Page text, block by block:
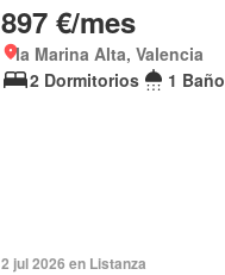
897 €/mes
la Marina Alta, Valencia
2 Dormitorios
1 Baño
2 jul 2026 en Listanza